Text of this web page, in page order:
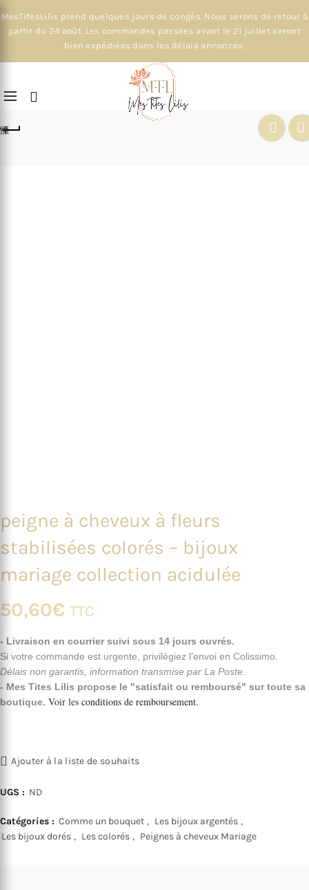
MesTitesLilis prend quelques jours de congés. Nous serons de retour à
partir du 24 août. Les commandes passées avant le 21 juillet seront
bien expédiées dans les délais annoncés.
peigne à cheveux à fleurs
stabilisées colorés – bijoux
mariage collection acidulée
50,60€ TTC
- Livraison en courrier suivi sous 14 jours ouvrés.
Si votre commande est urgente, privilégiez l’envoi en Colissimo.
Délais non garantis, information transmise par La Poste.
- Mes Tites Lilis propose le "satisfait ou remboursé" sur toute sa
boutique. Voir les conditions de remboursement.
Ajouter à la liste de souhaits
UGS : ND
Catégories : Comme un bouquet , Les bijoux argentés ,
Les bijoux dorés , Les colorés , Peignes à cheveux Mariage